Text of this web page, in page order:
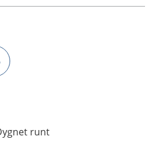
runt